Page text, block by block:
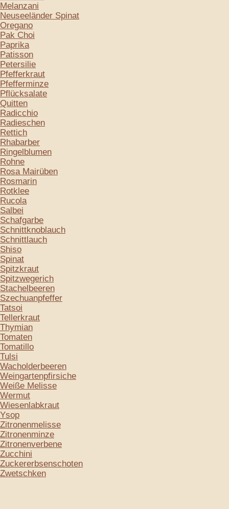
Melanzani
Neuseeländer Spinat
Oregano
Pak Choi
Paprika
Patisson
Petersilie
Pfefferkraut
Pfefferminze
Pflücksalate
Quitten
Radicchio
Radieschen
Rettich
Rhabarber
Ringelblumen
Rohne
Rosa Mairüben
Rosmarin
Rotklee
Rucola
Salbei
Schafgarbe
Schnittknoblauch
Schnittlauch
Shiso
Spinat
Spitzkraut
Spitzwegerich
Stachelbeeren
Szechuanpfeffer
Tatsoi
Tellerkraut
Thymian
Tomaten
Tomatillo
Tulsi
Wacholderbeeren
Weingartenpfirsiche
Weiße Melisse
Wermut
Wiesenlabkraut
Ysop
Zitronenmelisse
Zitronenminze
Zitronenverbene
Zucchini
Zuckererbsenschoten
Zwetschken